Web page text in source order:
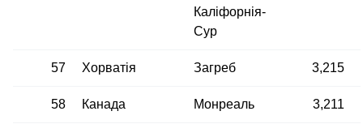
Каліфорнія-
Сур
57 Хорватія Загреб 3,215
58 Канада Монреаль 3,211